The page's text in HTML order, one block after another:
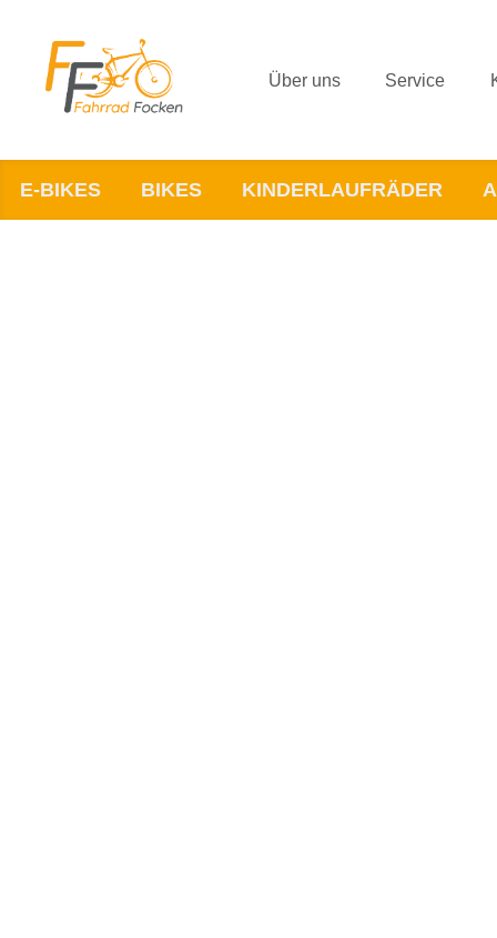
Über uns Service
E-BIKES BIKES KINDERLAUFRÄDER